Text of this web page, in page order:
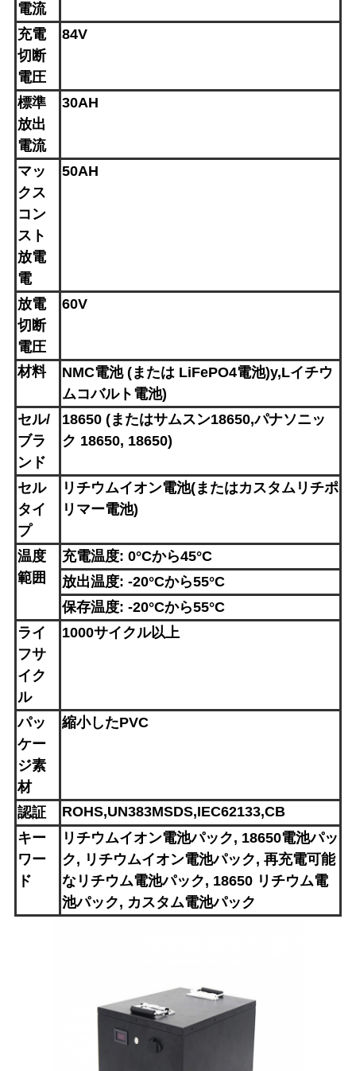
PRIVACY
POLICY
電流
充電
切断
電圧
84V
標準
放出
電流
30AH
マッ
クス
コン
スト
放電
電
50AH
放電
切断
電圧
60V
材料 NMC電池 (または LiFePO4電池)y,Lイチウ
ムコバルト電池)
セル/
ブラ
ンド
18650 (またはサムスン18650,パナソニッ
ク 18650, 18650)
セル
タイ
プ
リチウムイオン電池(またはカスタムリチポ
リマー電池)
温度
範囲
充電温度: 0°Cから45°C
放出温度: -20°Cから55°C
保存温度: -20°Cから55°C
ライ
フサ
イク
ル
1000サイクル以上
パッ
ケー
ジ素
材
縮小したPVC
認証
ROHS,UN383MSDS,IEC62133,CB
キー
ワー
ド
リチウムイオン電池パック, 18650電池パッ
ク, リチウムイオン電池パック, 再充電可能
なリチウム電池パック, 18650 リチウム電
池パック, カスタム電池パック